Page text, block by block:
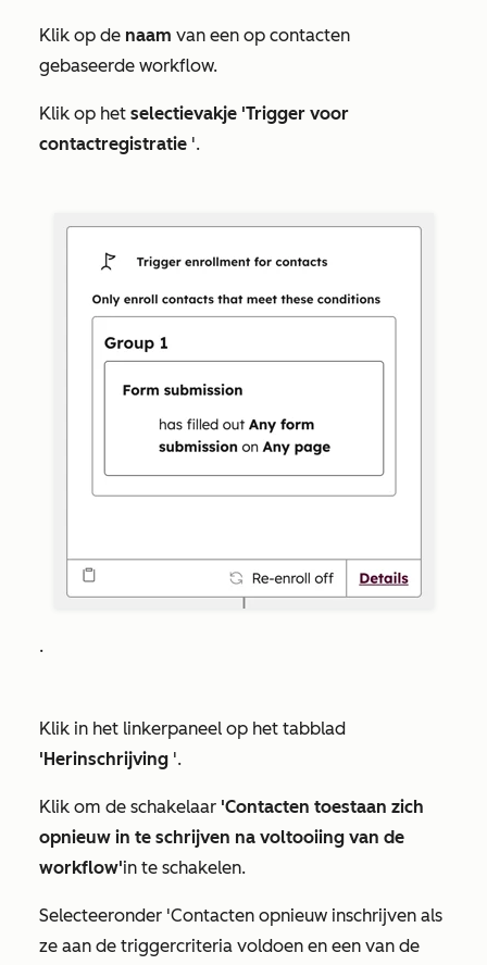
Klik op de naam van een op contacten
gebaseerde workflow.
Klik op het selectievakje 'Trigger voor
contactregistratie '.
.
Klik in het linkerpaneel op het tabblad
'Herinschrijving '.
Klik om de schakelaar 'Contacten toestaan zich
opnieuw in te schrijven na voltooiing van de
workflow'in te schakelen.
Selecteeronder 'Contacten opnieuw inschrijven als
ze aan de triggercriteria voldoen en een van de